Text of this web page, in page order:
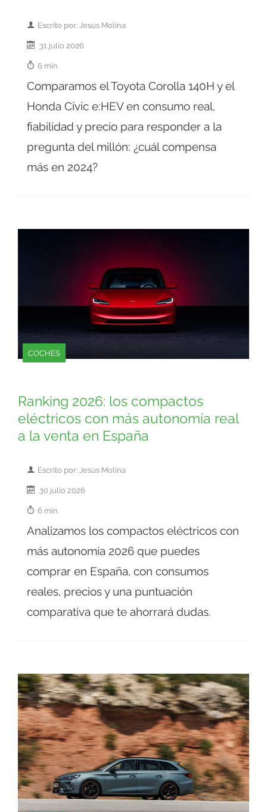
Escrito por: Jesús Molina
31 julio 2026
6 min.
Comparamos el Toyota Corolla 140H y el
Honda Civic e:HEV en consumo real,
fiabilidad y precio para responder a la
pregunta del millón: ¿cuál compensa
más en 2024?
COCHES
Ranking 2026: los compactos
eléctricos con más autonomía real
a la venta en España
Escrito por: Jesús Molina
30 julio 2026
6 min.
Analizamos los compactos eléctricos con
más autonomía 2026 que puedes
comprar en España, con consumos
reales, precios y una puntuación
comparativa que te ahorrará dudas.